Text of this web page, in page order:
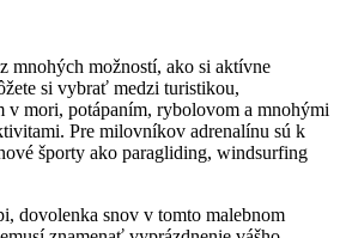
mnohých možností, ako si aktívne
si vybrať medzi turistikou,
v mori, potápaním, rybolovom a mnohými
Pre milovníkov adrenalínu sú k
športy ako paragliding, windsurfing
dovolenka snov v tomto malebnom